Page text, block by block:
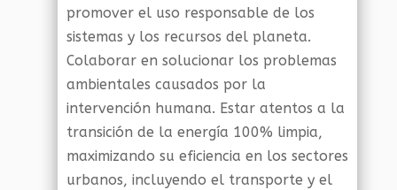
promover el uso responsable de los
sistemas y los recursos del planeta.
Colaborar en solucionar los problemas
ambientales causados por la
intervención humana. Estar atentos a la
transición de la energía 100% limpia,
maximizando su eficiencia en los sectores
urbanos, incluyendo el transporte y el